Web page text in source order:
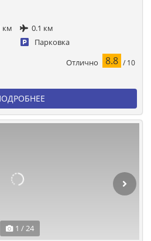
км
0.1 км
Парковка
Отлично 8.8 / 10
1 / 24